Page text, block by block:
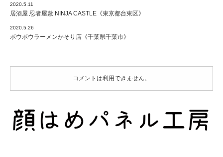
2020.5.11
居酒屋 忍者屋敷 NINJA CASTLE《東京都台東区》
2020.5.26
ボウボウラーメンかそり店《千葉県千葉市》
コメントは利用できません。